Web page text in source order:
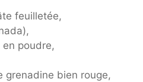
feuilletée,
poudre,
grenadine bien rouge,